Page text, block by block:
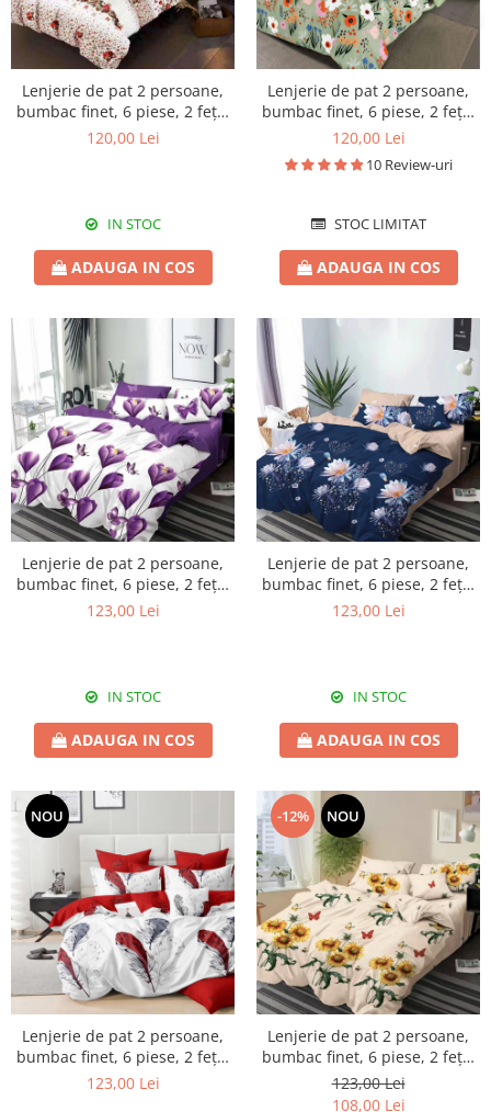
Lenjerie de pat 2 persoane,
bumbac finet, 6 piese, 2 fețe,
SP643
120,00 Lei
IN STOC
ADAUGA IN COS
Lenjerie de pat 2 persoane,
bumbac finet, 6 piese, 2 fețe,
SP657
120,00 Lei
10 Review-uri
STOC LIMITAT
ADAUGA IN COS
Lenjerie de pat 2 persoane,
bumbac finet, 6 piese, 2 fețe,
SP774
123,00 Lei
IN STOC
ADAUGA IN COS
Lenjerie de pat 2 persoane,
bumbac finet, 6 piese, 2 fețe,
SP802
123,00 Lei
IN STOC
ADAUGA IN COS
NOU
Lenjerie de pat 2 persoane,
bumbac finet, 6 piese, 2 fețe,
SP19
123,00 Lei
-12% NOU
Lenjerie de pat 2 persoane,
bumbac finet, 6 piese, 2 fețe,
SP817
123,00 Lei
108,00 Lei